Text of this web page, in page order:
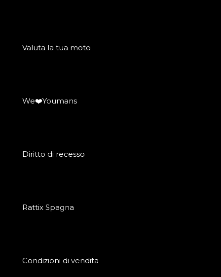
Valuta la tua moto
We❤️Youmans
Diritto di recesso
Rattix Spagna
Condizioni di vendita